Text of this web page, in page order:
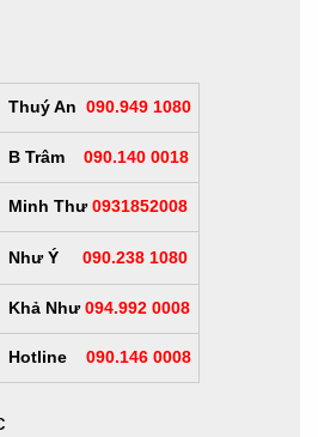
Thuý An 090.949 1080
B Trâm 090.140 0018
Minh Thư 0931852008
Như Ý 090.238 1080
Khả Như 094.992 0008
Hotline 090.146 0008